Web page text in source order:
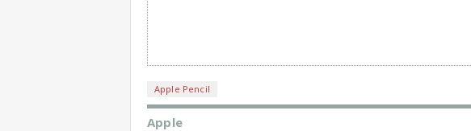
Apple Pencil
Apple